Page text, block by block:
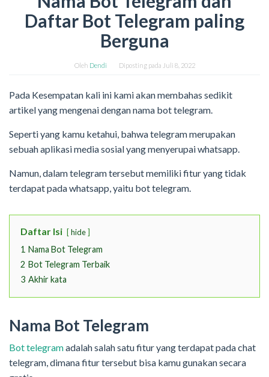
Daftar Bot Telegram paling
Berguna
Oleh Dendi Diposting pada Juli 8, 2022
Pada Kesempatan kali ini kami akan membahas sedikit
artikel yang mengenai dengan nama bot telegram.
Seperti yang kamu ketahui, bahwa telegram merupakan
sebuah aplikasi media sosial yang menyerupai whatsapp.
Namun, dalam telegram tersebut memiliki fitur yang tidak
terdapat pada whatsapp, yaitu bot telegram.
Daftar Isi hide
1 Nama Bot Telegram
2 Bot Telegram Terbaik
3 Akhir kata
Nama Bot Telegram
Bot telegramadalah salah satu fitur yang terdapat pada chat
telegram, dimana fitur tersebut bisa kamu gunakan secara